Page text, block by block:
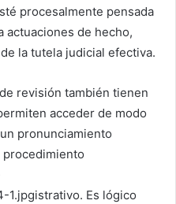
procesalmente pensada
actuaciones de hecho,
la tutela judicial efectiva.
revisión también tienen
acceder de modo
pronunciamiento
1.jpgistrativo. Es lógico